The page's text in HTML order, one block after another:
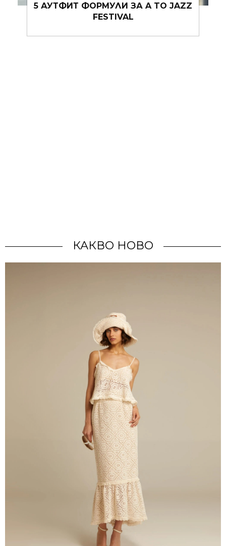
МЪЖКИЯТ SUMMER GUIDE ЗА 2026
КАКВО НОВО